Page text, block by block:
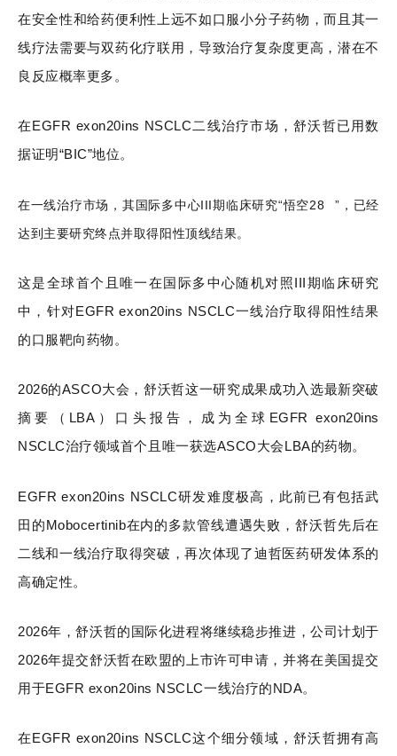
在安全性和给药便利性上远不如口服小分子药物，而且其一
线疗法需要与双药化疗联用，导致治疗复杂度更高，潜在不
良反应概率更多。
在EGFR exon20ins NSCLC二线治疗市场，舒沃哲已用数
据证明“BIC”地位。
在一线治疗市场，其国际多中心III期临床研究“悟空28 ”，已经
达到主要研究终点并取得阳性顶线结果。
这是全球首个且唯一在国际多中心随机对照III期临床研究
中，针对EGFR exon20ins NSCLC一线治疗取得阳性结果
的口服靶向药物。
2026的ASCO大会，舒沃哲这一研究成果成功入选最新突破
摘要（LBA）口头报告，成为全球EGFR exon20ins
NSCLC治疗领域首个且唯一获选ASCO大会LBA的药物。
EGFR exon20ins NSCLC研发难度极高，此前已有包括武
田的Mobocertinib在内的多款管线遭遇失败，舒沃哲先后在
二线和一线治疗取得突破，再次体现了迪哲医药研发体系的
高确定性。
2026年，舒沃哲的国际化进程将继续稳步推进，公司计划于
2026年提交舒沃哲在欧盟的上市许可申请，并将在美国提交
用于EGFR exon20ins NSCLC一线治疗的NDA。
在EGFR exon20ins NSCLC这个细分领域，舒沃哲拥有高